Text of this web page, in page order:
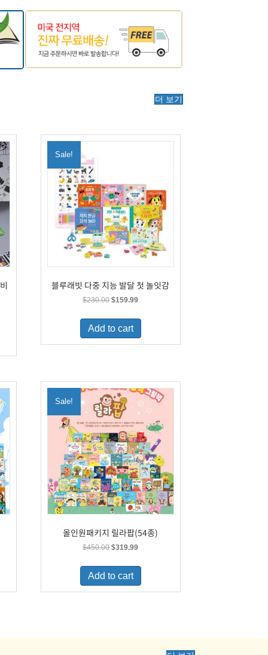
더 보기
Sale!
블루래빗 다중 지능 발달 첫 놀잇감
$230.00Original
was:
$230.00.
$159.99Current
is:
Add to cart
Sale!
올인원패키지 릴라팝(54종)
$450.00Original
was:
$450.00.
$319.99Current
is:
Add to cart